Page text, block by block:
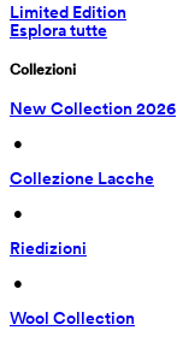
Limited Edition
Esplora tutte
Collezioni
New Collection 2026
•
Collezione Lacche
•
Riedizioni
•
Wool Collection